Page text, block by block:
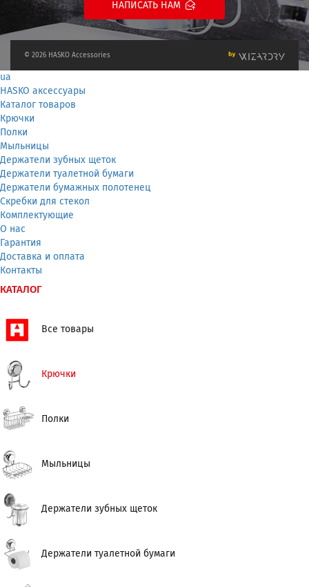
НАПИСАТЬ НАМ
© 2026 HASKO Accessories
ua
HASKO аксессуары
Каталог товаров
Крючки
Полки
Мыльницы
Держатели зубных щеток
Держатели туалетной бумаги
Держатели бумажных полотенец
Скребки для стекол
Комплектующие
О нас
Гарантия
Доставка и оплата
Контакты
КАТАЛОГ
Все товары
Крючки
Полки
Мыльницы
Держатели зубных щеток
Держатели туалетной бумаги